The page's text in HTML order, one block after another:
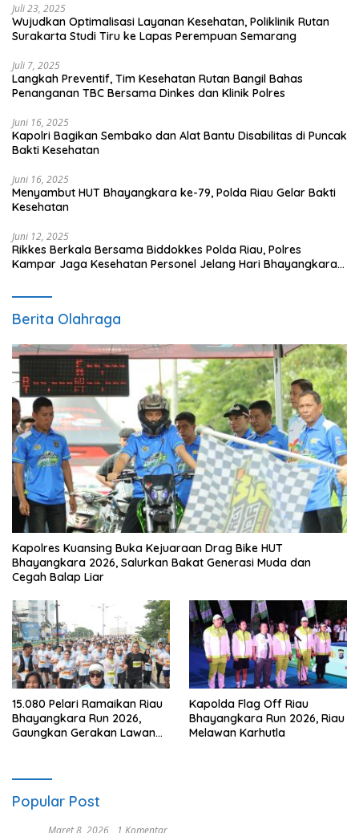
Juli 23, 2025
Wujudkan Optimalisasi Layanan Kesehatan, Poliklinik Rutan
Surakarta Studi Tiru ke Lapas Perempuan Semarang
Juli 7, 2025
Langkah Preventif, Tim Kesehatan Rutan Bangil Bahas
Penanganan TBC Bersama Dinkes dan Klinik Polres
Juni 16, 2025
Kapolri Bagikan Sembako dan Alat Bantu Disabilitas di Puncak
Bakti Kesehatan
Juni 16, 2025
Menyambut HUT Bhayangkara ke-79, Polda Riau Gelar Bakti
Kesehatan
Juni 12, 2025
Rikkes Berkala Bersama Biddokkes Polda Riau, Polres
Kampar Jaga Kesehatan Personel Jelang Hari Bhayangkara
Berita Olahraga
Kapolres Kuansing Buka Kejuaraan Drag Bike HUT
Bhayangkara 2026, Salurkan Bakat Generasi Muda dan
Cegah Balap Liar
15.080 Pelari Ramaikan Riau
Bhayangkara Run 2026,
Gaungkan Gerakan Lawan
Kapolda Flag Off Riau
Bhayangkara Run 2026, Riau
Melawan Karhutla
Popular Post